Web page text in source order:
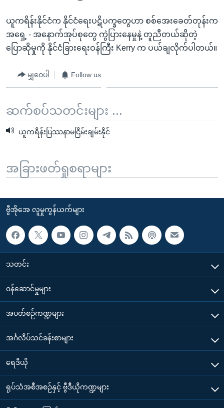
ယူကရိန်းနိုင်ငံက နိုင်ငံရေးပဋိပက္ခတွေဟာ စစ်အေးခေတ်တုန်းက
အရှေ့ - အနောက်အုပ်စုတွေ ကွဲပြားနေမှုနဲ့ တူညီတယ်ဆိုတဲ့
ပြောဆိုမှုကို နိုင်ငံခြားရေးဝန်ကြီး Kerry က ပယ်ချလိုက်ပါတယ်။
မျှဝေပါ Follow us
ဆက်စပ်သတင်းများ ...
ယူကရိန်းပြဿနာမငြိမ်းချမ်းနိုင်
အခြားဖတ်ရှုစရာများ
ဗွီအိုအေ လူမှုကွန်ယက်များ
သတင်း
၀န်ဆောင်မှုများ
အပတ်စဉ်ကဏ္ဍများ
အင်္ဂလိပ်သင်ခန်းစာများ
ရေဒီယို
ရုပ်သံအစီအစဉ်နှင့် ဗွီဒီယိုကဏ္ဍများ